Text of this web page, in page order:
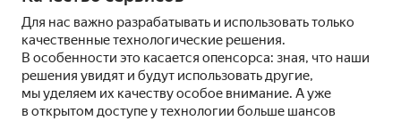
Для нас важно разрабатывать и использовать только
качественные технологические решения.
В особенности это касается опенсорса: зная, что наши
решения увидят и будут использовать другие,
мы уделяем их качеству особое внимание. А уже
в открытом доступе у технологии больше шансов